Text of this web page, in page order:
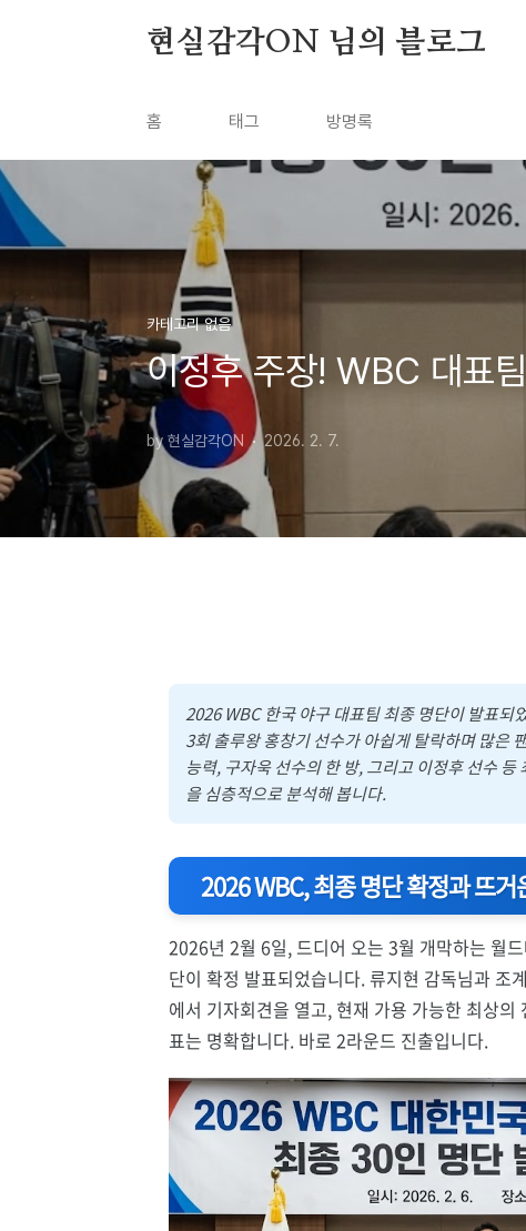
현실감각ON 님의 블로그
홈 태그 방명록
카테고리 없음
이정후 주장! WBC 대표
by 현실감각ON 2026. 2. 7.
2026 WBC 한국 야구 대표팀 최종 명단이 발표
3회 출루왕 홍창기 선수가 아쉽게 탈락하며 많은
능력, 구자욱 선수의 한 방, 그리고 이정후 선수
을 심층적으로 분석해 봅니다.
2026 WBC, 최종 명단 확정과 뜨거
2026년 2월 6일, 드디어 오는 3월 개막하는 월
단이 확정 발표되었습니다. 류지현 감독님과 조
에서 기자회견을 열고, 현재 가용 가능한 최상
표는 명확합니다. 바로 2라운드 진출입니다.